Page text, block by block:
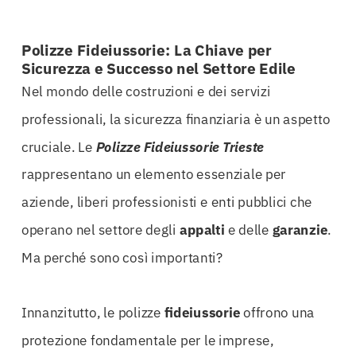
Polizze Fideiussorie: La Chiave per
Sicurezza e Successo nel Settore Edile
Nel mondo delle costruzioni e dei servizi
professionali, la sicurezza finanziaria è un aspetto
cruciale. Le Polizze Fideiussorie Trieste
rappresentano un elemento essenziale per
aziende, liberi professionisti e enti pubblici che
operano nel settore degli appalti e delle garanzie.
Ma perché sono così importanti?
Innanzitutto, le polizze fideiussorieoffrono una
protezione fondamentale per le imprese,